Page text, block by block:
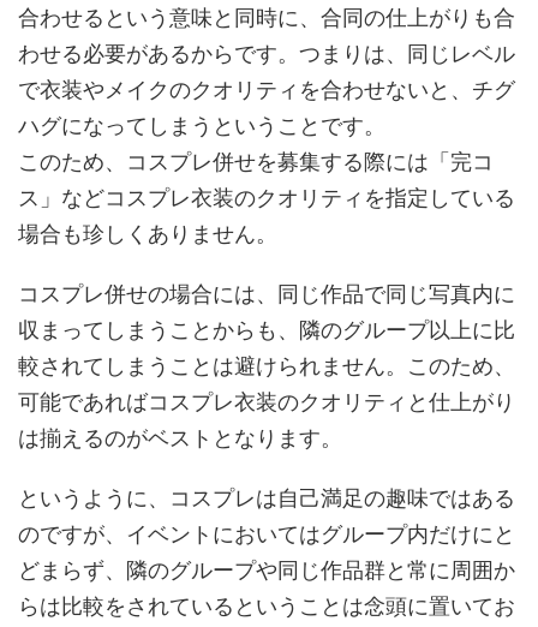
合わせるという意味と同時に、合同の仕上がりも合
わせる必要があるからです。つまりは、同じレベル
で衣装やメイクのクオリティを合わせないと、チグ
ハグになってしまうということです。
このため、コスプレ併せを募集する際には「完コ
ス」などコスプレ衣装のクオリティを指定している
場合も珍しくありません。
コスプレ併せの場合には、同じ作品で同じ写真内に
収まってしまうことからも、隣のグループ以上に比
較されてしまうことは避けられません。このため、
可能であればコスプレ衣装のクオリティと仕上がり
は揃えるのがベストとなります。
というように、コスプレは自己満足の趣味ではある
のですが、イベントにおいてはグループ内だけにと
どまらず、隣のグループや同じ作品群と常に周囲か
らは比較をされているということは念頭に置いてお